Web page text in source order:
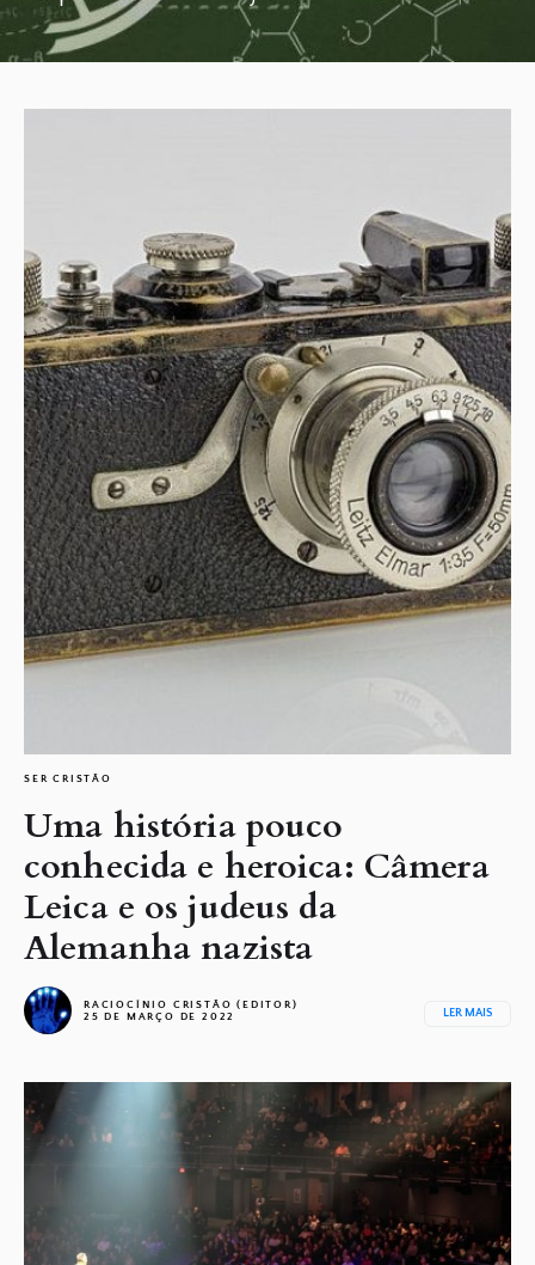
SER CRISTÃO
Uma história pouco
conhecida e heroica: Câmera
Leica e os judeus da
Alemanha nazista
RACIOCÍNIO CRISTÃO (EDITOR)
25 DE MARÇO DE 2022
LER MAIS